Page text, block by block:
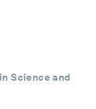
Science and